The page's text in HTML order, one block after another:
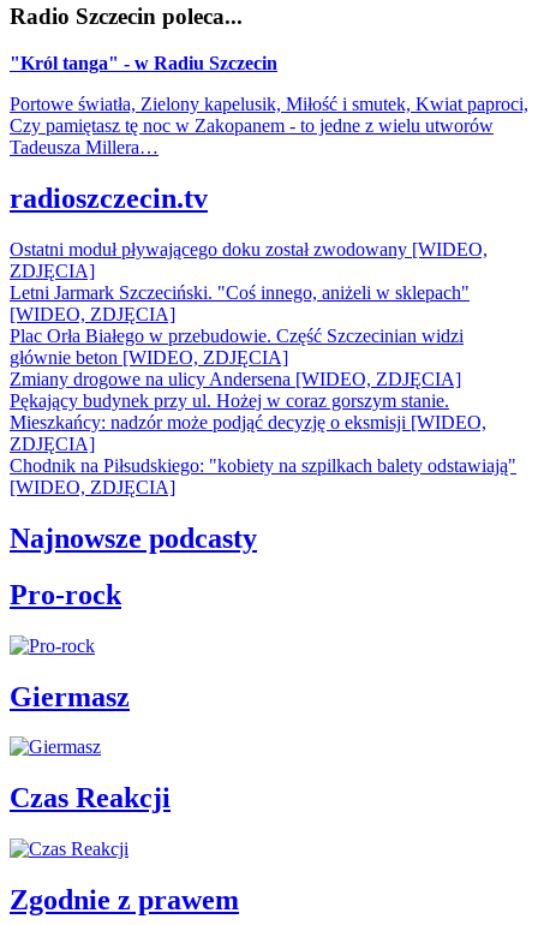
Radio Szczecin poleca...
"Król tanga" - w Radiu Szczecin
Portowe światła, Zielony kapelusik, Miłość i smutek, Kwiat paproci,
Czy pamiętasz tę noc w Zakopanem - to jedne z wielu utworów
Tadeusza Millera…
radioszczecin.tv
Ostatni moduł pływającego doku został zwodowany [WIDEO,
ZDJĘCIA]
Letni Jarmark Szczeciński. "Coś innego, aniżeli w sklepach"
[WIDEO, ZDJĘCIA]
Plac Orła Białego w przebudowie. Część Szczecinian widzi
głównie beton [WIDEO, ZDJĘCIA]
Zmiany drogowe na ulicy Andersena [WIDEO, ZDJĘCIA]
Pękający budynek przy ul. Hożej w coraz gorszym stanie.
Mieszkańcy: nadzór może podjąć decyzję o eksmisji [WIDEO,
ZDJĘCIA]
Chodnik na Piłsudskiego: "kobiety na szpilkach balety odstawiają"
[WIDEO, ZDJĘCIA]
Najnowsze podcasty
Pro-rock
Giermasz
Czas Reakcji
Zgodnie z prawem